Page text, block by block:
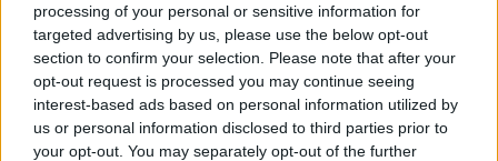
processing of your personal or sensitive information for
targeted advertising by us, please use the below opt-out
section to confirm your selection. Please note that after your
opt-out request is processed you may continue seeing
interest-based ads based on personal information utilized by
us or personal information disclosed to third parties prior to
your opt-out. You may separately opt-out of the further
πάρουν και την πρώτη φετινή ευρωπαϊκή νίκη.
Η ΝΙΚΗ ΤΟΥ ΟΛΥΜΠΙΑΚΟΥ ΑΠΕΝΑΝΤΙ ΣΤΗΝ ΠΑΦΟ ΣΕ
ΑΠΟΔΟΣΗ* 50!
Όσο για την Πάφο, ο αγώνας στο Φάληρο είναι